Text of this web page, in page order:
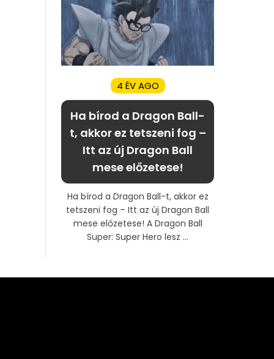
4 ÉV AGO
Ha bírod a Dragon Ball-
t, akkor ez tetszeni fog –
Itt az új Dragon Ball
mese előzetese!
Ha bírod a Dragon Ball-t, akkor ez
tetszeni fog – Itt az új Dragon Ball
mese előzetese! A Dragon Ball
Super: Super Hero lesz ...